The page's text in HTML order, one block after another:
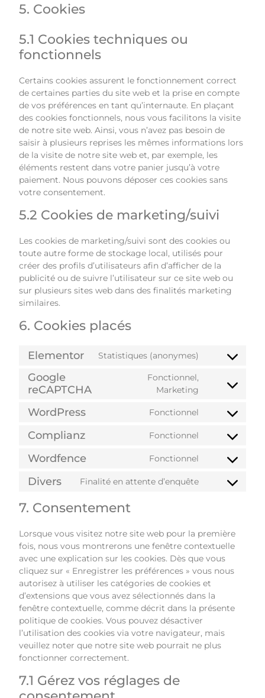
5. Cookies
5.1 Cookies techniques ou
fonctionnels
Certains cookies assurent le fonctionnement correct
de certaines parties du site web et la prise en compte
de vos préférences en tant qu’internaute. En plaçant
des cookies fonctionnels, nous vous facilitons la visite
de notre site web. Ainsi, vous n’avez pas besoin de
saisir à plusieurs reprises les mêmes informations lors
de la visite de notre site web et, par exemple, les
éléments restent dans votre panier jusqu’à votre
paiement. Nous pouvons déposer ces cookies sans
votre consentement.
5.2 Cookies de marketing/suivi
Les cookies de marketing/suivi sont des cookies ou
toute autre forme de stockage local, utilisés pour
créer des profils d’utilisateurs afin d’afficher de la
publicité ou de suivre l’utilisateur sur ce site web ou
sur plusieurs sites web dans des finalités marketing
similaires.
6. Cookies placés
Elementor Statistiques (anonymes)
Google
reCAPTCHA
Fonctionnel,
Marketing
WordPress Fonctionnel
Complianz Fonctionnel
Wordfence Fonctionnel
Divers Finalité en attente d’enquête
7. Consentement
Lorsque vous visitez notre site web pour la première
fois, nous vous montrerons une fenêtre contextuelle
avec une explication sur les cookies. Dès que vous
cliquez sur « Enregistrer les préférences » vous nous
autorisez à utiliser les catégories de cookies et
d’extensions que vous avez sélectionnés dans la
fenêtre contextuelle, comme décrit dans la présente
politique de cookies. Vous pouvez désactiver
l’utilisation des cookies via votre navigateur, mais
veuillez noter que notre site web pourrait ne plus
fonctionner correctement.
7.1 Gérez vos réglages de